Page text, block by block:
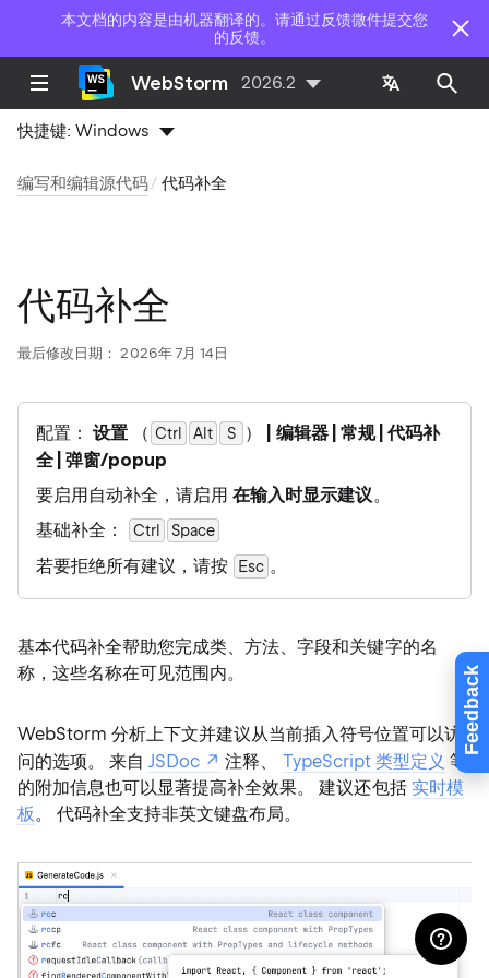
本文档的内容是由机器翻译的。请通过反馈微件提交您
的反馈。
Feedback
WebStorm 2026.2
快捷键:Windows
编写和编辑源代码 代码补全
代码补全
最后修改日期： 2026年 7月 14日
配置：设置 （ Ctrl Alt 0
S ）
| 编辑器 | 常规 | 代码补
全 | 弹窗/popup
要启用自动补全，请启用在输入时显示建议。
基础补全：
Ctrl Space
若要拒绝所有建议，请按 Esc 。
基本代码补全帮助您完成类、方法、字段和关键字的名
称，这些名称在可见范围内。
WebStorm 分析上下文并建议从当前插入符号位置可以访
问的选项。 来自JSDoc 注释、 TypeScript 类型定义 等
的附加信息也可以显著提高补全效果。 建议还包括 实时模
板。 代码补全支持非英文键盘布局。